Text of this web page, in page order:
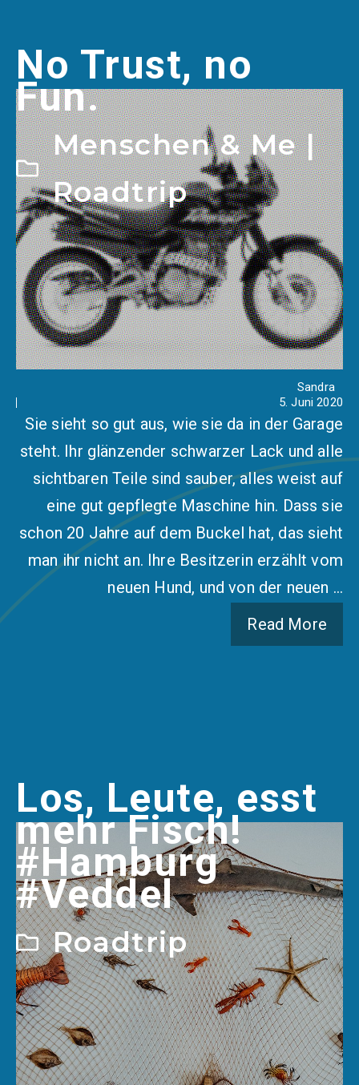
No Trust, no
Fun.
Menschen & Me|
Roadtrip
Sandra
5. Juni 2020
Sie sieht so gut aus, wie sie da in der Garage
steht. Ihr glänzender schwarzer Lack und alle
sichtbaren Teile sind sauber, alles weist auf
eine gut gepflegte Maschine hin. Dass sie
schon 20 Jahre auf dem Buckel hat, das sieht
man ihr nicht an. Ihre Besitzerin erzählt vom
neuen Hund, und von der neuen …
Read More
Los, Leute, esst
mehr Fisch!
#Hamburg
#Veddel
Roadtrip